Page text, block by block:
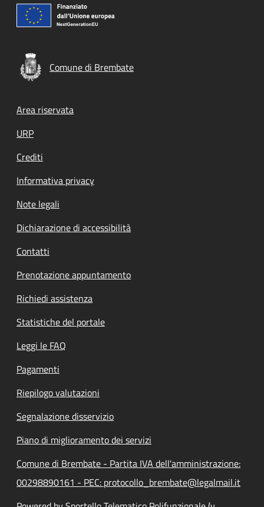
Comune di Brembate
Footer menu
Area riservata
URP
Crediti
Informativa privacy
Note legali
Dichiarazione di accessibilità
Contatti
Prenotazione appuntamento
Richiedi assistenza
Statistiche del portale
Leggi le FAQ
Pagamenti
Riepilogo valutazioni
Segnalazione disservizio
Piano di miglioramento dei servizi
Comune di Brembate - Partita IVA dell'amministrazione:
00298890161 - PEC: protocollo_brembate@legalmail.it